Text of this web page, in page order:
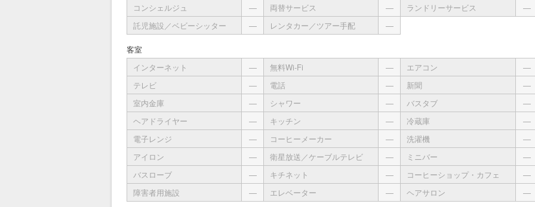
コンシェルジュ
― 両替サービス ― ランドリーサービス
―
託児施設／ベビーシッター
― レンタカー／ツアー手配 ―
客室
インターネット
― 無料Wi-Fi ― エアコン
―
テレビ
― 電話 ― 新聞
―
室内金庫
― シャワー ― バスタブ
―
ヘアドライヤー
― キッチン ― 冷蔵庫
―
電子レンジ
― コーヒーメーカー ― 洗濯機
―
アイロン
― 衛星放送／ケーブルテレビ ― ミニバー
―
バスローブ
― キチネット ― コーヒーショップ・カフェ
―
障害者用施設
― エレベーター ― ヘアサロン ―